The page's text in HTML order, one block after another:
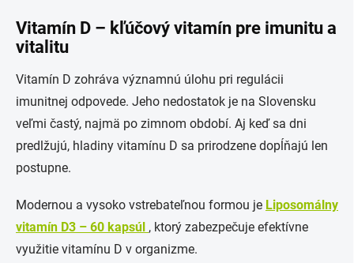
Vitamín D – kľúčový vitamín pre imunitu a
vitalitu
Vitamín D zohráva významnú úlohu pri regulácii
imunitnej odpovede. Jeho nedostatok je na Slovensku
veľmi častý, najmä po zimnom období. Aj keď sa dni
predlžujú, hladiny vitamínu D sa prirodzene dopĺňajú len
postupne.
Modernou a vysoko vstrebateľnou formou je Liposomálny
vitamín D3 – 60 kapsúl , ktorý zabezpečuje efektívne
využitie vitamínu D v organizme.